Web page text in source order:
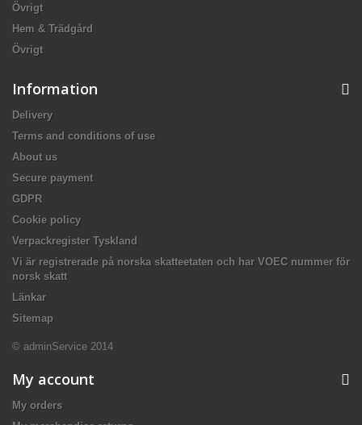
Övrigt
Hem & Trädgård
Övrigt
Information
Delivery
Terms and conditions of use
About us
Secure payment
GDPR
Cookie policy
Verpackregister Tyskland
Vi är registrerade på norska skatteetaten och har VOEC nummer för
norsk skatt
Länkar
Sitemap
© adminService 2014
My account
My orders